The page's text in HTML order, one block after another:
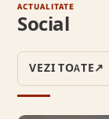
ACTUALITATE
Social
VEZI TOATE↗